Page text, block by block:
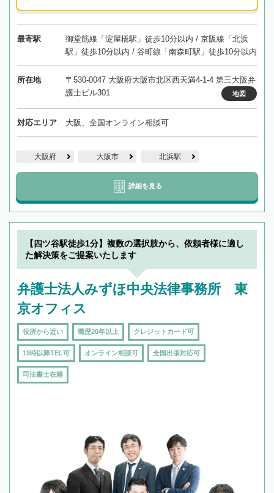
最寄駅
御堂筋線「淀屋橋駅」徒歩10分以内 / 京阪線「北浜
駅」徒歩10分以内 / 谷町線「南森町駅」徒歩10分以内
所在地
〒530-0047 大阪府大阪市北区西天満4-1-4 第三大阪弁
護士ビル301
地図
対応エリア 大阪、全国オンライン相談可
大阪府 大阪市 北浜駅
詳細を見る
【四ツ谷駅徒歩1分】複数の選択肢から、依頼者様に適し
た解決策をご提案いたします
弁護士法人みずほ中央法律事務所 東
京オフィス
役所から近い 職歴20年以上 クレジットカード可
19時以降TEL可 オンライン相談可 全国出張対応可
司法書士在籍